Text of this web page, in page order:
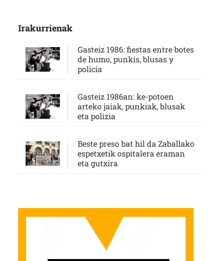
Irakurrienak
Gasteiz 1986: fiestas entre botes
de humo, punkis, blusas y
policía
Gasteiz 1986an: ke-potoen
arteko jaiak, punkiak, blusak
eta polizia
Beste preso bat hil da Zaballako
espetxetik ospitalera eraman
eta gutxira